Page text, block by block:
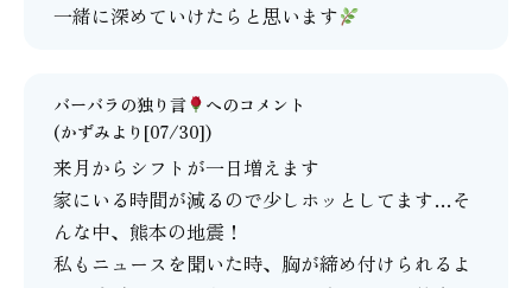
一緒に深めていけたらと思います
バーバラの独り言
へのコメント
(かずみより[07/30])
来月からシフトが一日増えます
家にいる時間が減るので少しホッとしてます…そ
んな中、熊本の地震！
私もニュースを聞いた時、胸が締め付けられるよ